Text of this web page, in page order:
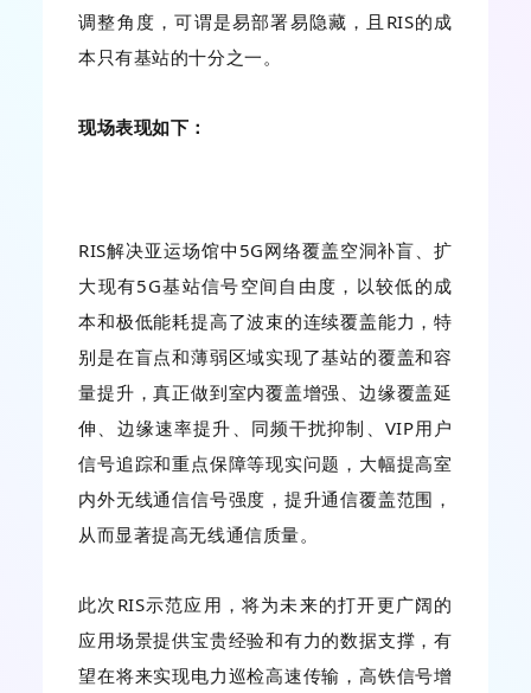
调整角度，可谓是易部署易隐藏，且RIS的成
本只有基站的十分之一。
现场表现如下：
RIS解决亚运场馆中5G网络覆盖空洞补盲、扩
大现有5G基站信号空间自由度，以较低的成
本和极低能耗提高了波束的连续覆盖能力，特
别是在盲点和薄弱区域实现了基站的覆盖和容
量提升，真正做到室内覆盖增强、边缘覆盖延
伸、边缘速率提升、同频干扰抑制、VIP用户
信号追踪和重点保障等现实问题，大幅提高室
内外无线通信信号强度，提升通信覆盖范围，
从而显著提高无线通信质量。
此次RIS示范应用，将为未来的打开更广阔的
应用场景提供宝贵经验和有力的数据支撑，有
望在将来实现电力巡检高速传输，高铁信号增